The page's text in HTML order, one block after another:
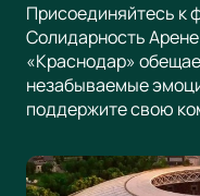
Присоединяйтесь к
Солидарность
«Краснодар»
незабываемые
поддержите свою